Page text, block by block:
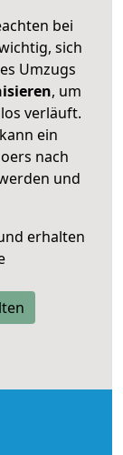
bei
sich
Umzugs
, um
verläuft.
ein
nach
und
erhalten